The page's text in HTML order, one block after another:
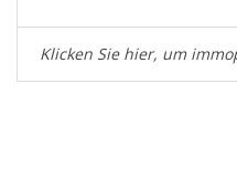
Klicken Sie hier, um